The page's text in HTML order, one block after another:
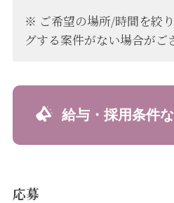
※ ご希望の場所/時間を絞
グする案件がない場合がご
給与・採用条件
応募